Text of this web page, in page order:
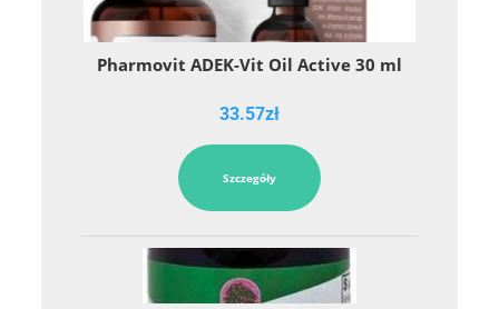
Pharmovit ADEK-Vit Oil Active 30 ml
33.57zł
Szczegóły